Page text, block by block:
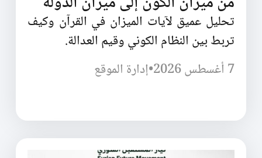
تحليل عميق لآيات الميزان في القرآن وكيف
تربط بين النظام الكوني وقيم العدالة.
7 أغسطس 2026
•إدارة الموقع